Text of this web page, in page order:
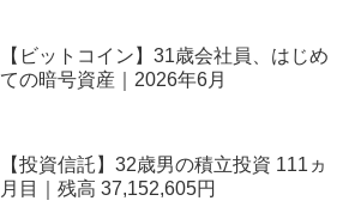
【ビットコイン】31歳会社員、はじめ
ての暗号資産｜2026年6月
【投資信託】32歳男の積立投資 111ヵ
月目｜残高 37,152,605円